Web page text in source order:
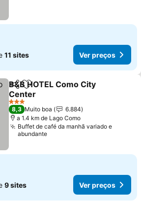
11 sites Ver preços
PartilharAdicionar aos favoritos
B&B HOTEL Como City
Center
3 Estrelas
8,3 Muito boa
6.884
a 1.4 km de Lago Como
Buffet de café da manhã variado e
abundante
9 sites Ver preços